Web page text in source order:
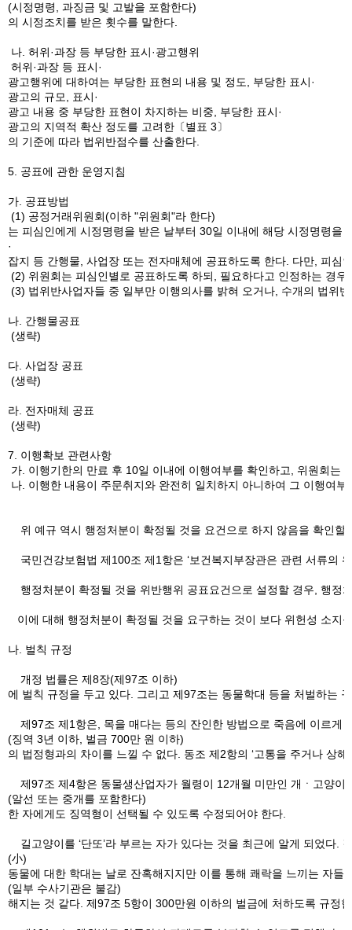
(시정명령, 과징금 및 고발을 포함한다)
의 시정조치를 받은 횟수를 말한다.
나. 허위·과장 등 부당한 표시·광고행위
허위·과장 등 표시·
광고행위에 대하여는 부당한 표현의 내용 및 정도, 부당한 표시·
광고의 규모, 표시·
광고 내용 중 부당한 표현이 차지하는 비중, 부당한 표시·
광고의 지역적 확산 정도를 고려한〔별표 3〕
의 기준에 따라 법위반점수를 산출한다.
5. 공표에 관한 운영지침
가. 공표방법
(1) 공정거래위원회(이하 "위원회"라 한다)
는 피심인에게 시정명령을 받은 날부터 30일 이내에 해당 시정명령을
·
잡지 등 간행물, 사업장 또는 전자매체에 공표하도록 한다. 다만, 피
(2) 위원회는 피심인별로 공표하도록 하되, 필요하다고 인정하는 경
(3) 법위반사업자들 중 일부만 이행의사를 밝혀 오거나, 수개의 법위
나. 간행물공표
(생략)
다. 사업장 공표
(생략)
라. 전자매체 공표
(생략)
7. 이행확보 관련사항
가. 이행기한의 만료 후 10일 이내에 이행여부를 확인하고, 위원회는
나. 이행한 내용이 주문취지와 완전히 일치하지 아니하여 그 이행여
위 예규 역시 행정처분이 확정될 것을 요건으로 하지 않음을 확인할
국민건강보험법 제100조 제1항은 ‘보건복지부장관은 관련 서류의
행정처분이 확정될 것을 위반행위 공표요건으로 설정할 경우, 행정
이에 대해 행정처분이 확정될 것을 요구하는 것이 보다 위헌성 소지
나. 벌칙 규정
개정 법률은 제8장(제97조 이하)
에 벌칙 규정을 두고 있다. 그리고 제97조는 동물학대 등을 처벌하는
제97조 제1항은, 목을 매다는 등의 잔인한 방법으로 죽음에 이르게
(징역 3년 이하, 벌금 700만 원 이하)
의 법정형과의 차이를 느낄 수 없다. 동조 제2항의 ‘고통을 주거나 상
제97조 제4항은 동물생산업자가 월령이 12개월 미만인 개ㆍ고양이
(알선 또는 중개를 포함한다)
한 자에게도 징역형이 선택될 수 있도록 수정되어야 한다.
길고양이를 ‘단또’라 부르는 자가 있다는 것을 최근에 알게 되었다.
(小)
동물에 대한 학대는 날로 잔혹해지지만 이를 통해 쾌락을 느끼는 자들
(일부 수사기관은 불감)
해지는 것 같다. 제97조 5항이 300만원 이하의 벌금에 처하도록 규정